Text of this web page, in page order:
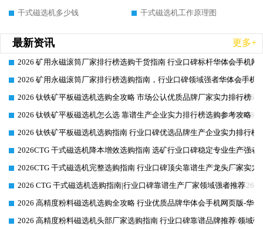
干式磁选机多少钱
干式磁选机工作原理图
最新资讯 更多+
2026-06-26
2026 矿用永磁滚筒厂家排行榜选购干货指南 行业口碑标杆华体会手机网
2026-06-26
2026 矿用永磁滚筒厂家排行榜选购指南，行业口碑领域强者华体会手机
2026-06-26
2026 钛铁矿平板磁选机选购全攻略 市场公认优质品牌厂家实力排行榜
2026-06-26
2026 钛铁矿平板磁选机怎么选 靠谱生产企业实力排行榜选购参考攻略
2026-06-26
2026 钛铁矿平板磁选机选购指南 行业口碑优选品牌生产企业实力排行榜
2026-06-26
2026CTG 干式磁选机降本增效选购指南 选矿行业口碑稳定专业生产强者
2026-06-26
2026CTG 干式磁选机完整选购指南 行业口碑顶尖靠谱生产龙头厂家实力
2026-06-26
2026 CTG 干式磁选机选购指南|行业口碑靠谱生产厂家领域强者推荐
2026-06-26
2026 高精度粉料磁选机选购全攻略 行业优质品牌华体会手机网页版-华
2026-06-26
2026 高精度粉料磁选机头部厂家选购指南 行业口碑靠谱品牌推荐 领域